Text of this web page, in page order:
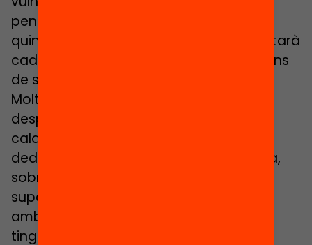
pensin, abans de les vacances d’estiu,
quines adaptacions curriculars necessitarà
cadascun dels seus alumnes i quins plans
de suport individualitzat caldrà activar.
Molts centres ja ho fan cada any, però
després d’aquest curs tan excepcional,
caldrà que ens plantegem si hem de
dedicar més temps a fer aquesta tasca,
sobretot en el cas de secundària, que
suposa una coordinació de cada tutor
amb la resta de l’equip docent que han
tingut aquests alumnes.